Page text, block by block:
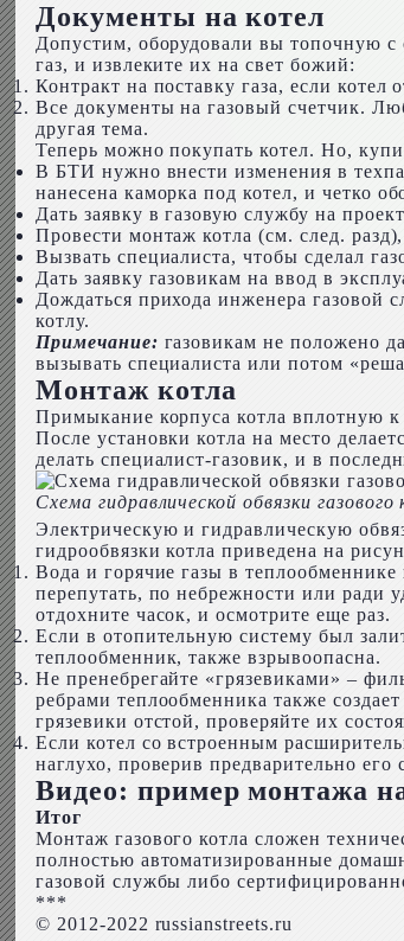
Документы на котел
Допустим, оборудовали вы топочную с
газ, и извлеките их на свет божий:
Контракт на поставку газа, если
Все документы на газовый счетчик.
другая тема.
Теперь можно покупать котел. Но,
В БТИ нужно внести изменения в
нанесена каморка под котел, и четко
Дать заявку в газовую службу на
Провести монтаж котла (см. след.
Вызвать специалиста, чтобы сделал
Дать заявку газовикам на ввод в
Дождаться прихода инженера газовой
котлу.
Примечание: газовикам не положено
вызывать специалиста или потом
Монтаж котла
Примыкание корпуса котла вплотную к
После установки котла на место
делать специалист-газовик, и в
Схема гидравлической обвязки газового
Электрическую и гидравлическую
гидрообвязки котла приведена на
Вода и горячие газы в
перепутать, по небрежности или ради
отдохните часок, и осмотрите еще раз.
Если в отопительную систему был
теплообменник, также взрывоопасна.
Не пренебрегайте «грязевиками» –
ребрами теплообменника также
грязевики отстой, проверяйте их
Если котел со встроенным
наглухо, проверив предварительно
Видео: пример монтажа
Итог
Монтаж газового котла сложен
полностью автоматизированные
газовой службы либо
***
© 2012-2022 russianstreets.ru